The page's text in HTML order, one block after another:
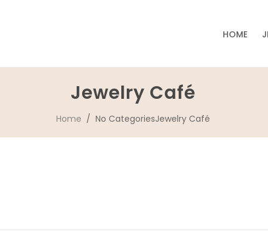
HOME
Jewelry Café
Home / No CategoriesJewelry Café